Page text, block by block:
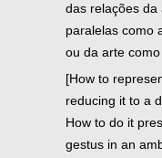
das relações da
paralelas como
ou da arte
[How to
reducing it to a
How to do it
gestus in an